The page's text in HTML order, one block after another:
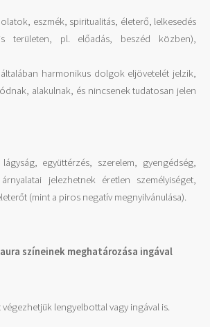
eszmék, spiritualitás, életerő, lelkesedés
területen, pl. előadás, beszéd közben),
harmonikus dolgok eljövetelét jelzik,
alakulnak, és nincsenek tudatosan jelen
együttérzés, szerelem, gyengédség,
jelezhetnek éretlen személyiséget,
(mint a piros negatív megnyilvánulása).
színeinek meghatározása ingával
lengyelbottal vagy ingával is.